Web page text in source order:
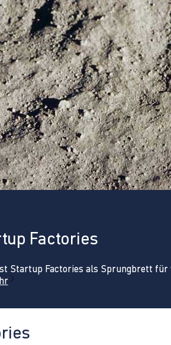
Factories
Startup Factories als Sprungbrett